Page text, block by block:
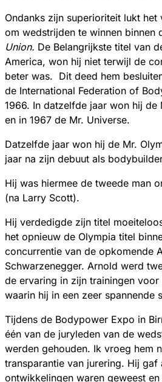
Ondanks zijn superioriteit lukt het
om wedstrijden te winnen binnen
Union. De Belangrijkste titel van
America, won hij niet terwijl de
beter was. Dit deed hem
de International Federation of
1966. In datzelfde jaar won hij de
en in 1967 de Mr. Universe.
Datzelfde jaar won hij de Mr.
jaar na zijn debuut als
Hij was hiermee de tweede man
(na Larry Scott).
Hij verdedigde zijn titel
het opnieuw de Olympia titel
concurrentie van de opkomende
Schwarzenegger. Arnold werd
de ervaring in zijn trainingen
waarin hij in een zeer spannende
Tijdens de Bodypower Expo in
één van de juryleden van de
werden gehouden. Ik vroeg hem
transparantie van jurering. Hij gaf
ontwikkelingen waren geweest